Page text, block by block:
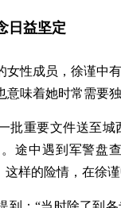
日益坚定
女性成员，徐谨
味着她时常需要独
批重要文件送至
途中遇到军警盘
样的险情，在徐